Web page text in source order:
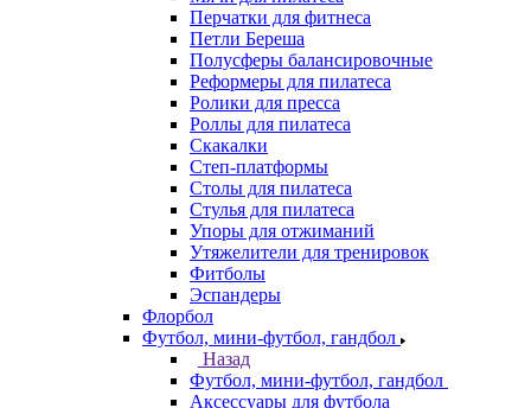
Перчатки для фитнеса
Петли Береша
Полусферы балансировочные
Реформеры для пилатеса
Ролики для пресса
Роллы для пилатеса
Скакалки
Степ-платформы
Столы для пилатеса
Стулья для пилатеса
Упоры для отжиманий
Утяжелители для тренировок
Фитболы
Эспандеры
Флорбол
Футбол, мини-футбол, гандбол
Назад
Футбол, мини-футбол, гандбол
Аксессуары для футбола